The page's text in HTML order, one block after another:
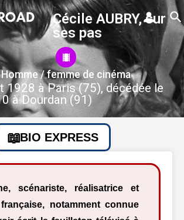
Cécile AUBRY, sur
ses pas
Homme / femme de cinéma
1928 à Paris (75), décédée le
à Dourdan (91)
BIO EXPRESS
scénariste, réalisatrice et
notamment connue